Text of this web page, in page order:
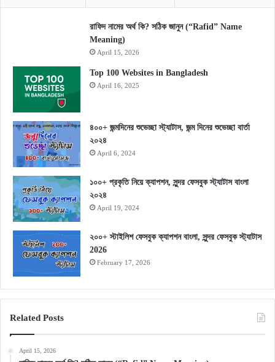
রাফিদ নামের অর্থ কি? সঠিক জানুন (“Rafid” Name
Meaning)
April 15, 2026
Top 100 Websites in Bangladesh
April 16, 2025
৪০০+ জন্মদিনের শুভেচ্ছা স্ট্যাটাস, জন্ম দিনের শুভেচ্ছা বার্তা
২০২৪
April 6, 2024
১০০+ প্রকৃতি নিয়ে ক্যাপশন, সুন্দর ফেসবুক স্ট্যাটাস বাংলা
২০২৪
April 19, 2024
২০০+ স্টাইলিশ ফেসবুক ক্যাপশন বাংলা, সুন্দর ফেসবুক স্ট্যাটাস
2026
February 17, 2026
Related Posts
April 15, 2026